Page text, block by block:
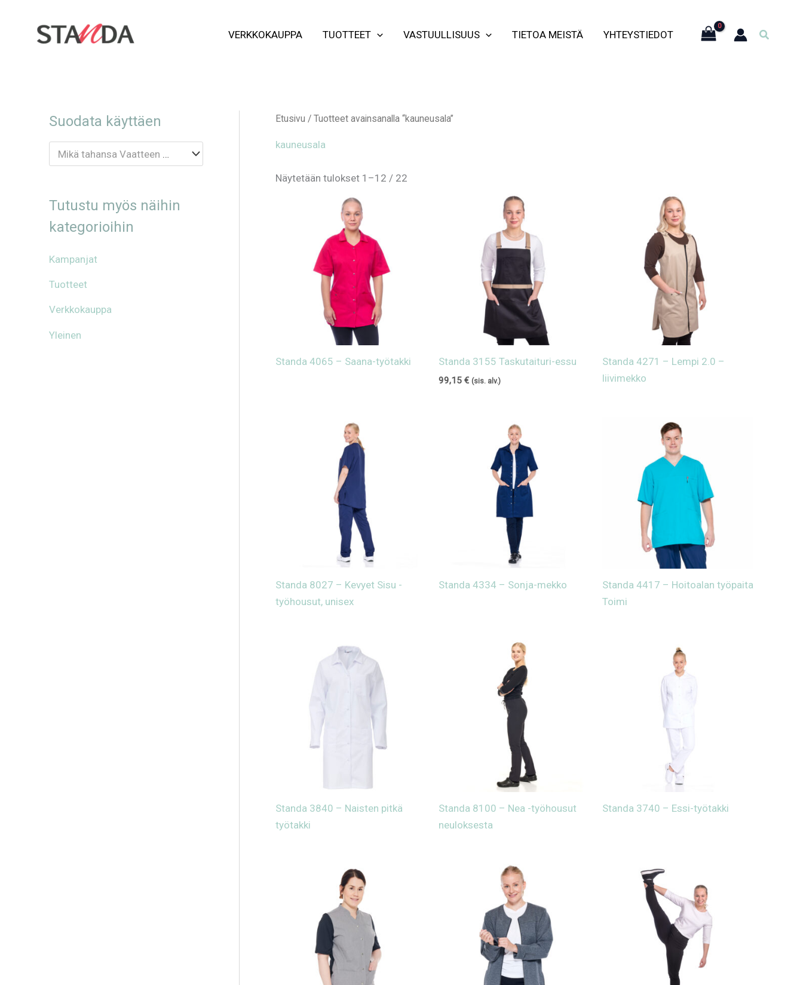
sisältöön
VERKKOKAUPPA TUOTTEET VASTUULLISUUS TIETOA MEISTÄ YHTEYSTIEDOT Hae
Suodata käyttäen
Mikä tahansa Vaatteen tyyppi
Tutustu myös näihin
kategorioihin
Kampanjat
Tuotteet
Verkkokauppa
Yleinen
Etusivu / Tuotteet avainsanalla “kauneusala”
kauneusala
Näytetään tulokset 1–12 / 22
Standa 4065 – Saana-työtakki Standa 3155 Taskutaituri-essu
99,15€ (sis. alv.)
Standa 4271 – Lempi 2.0 –
liivimekko
Standa 8027 – Kevyet Sisu -
työhousut, unisex
Standa 4334 – Sonja-mekko
Standa 4417 – Hoitoalan työpaita
Toimi
Standa 3840 – Naisten pitkä
työtakki
Standa 8100 – Nea -työhousut
neuloksesta
Standa 3740 – Essi-työtakki